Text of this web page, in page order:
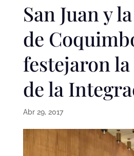
San Juan y
de
festejaron la
de la
Abr 29, 2017